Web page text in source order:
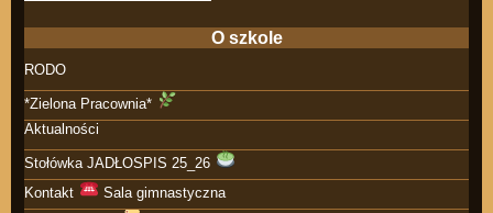
O szkole
RODO
*Zielona Pracownia*
Aktualności
Stołówka JADŁOSPIS 25_26
Kontakt
Sala gimnastyczna